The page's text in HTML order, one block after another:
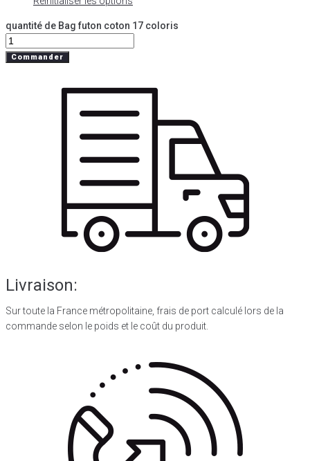
quantité de Bag futon coton 17 coloris
Commander
Livraison:
Sur toute la France métropolitaine, frais de port calculé lors de la
commande selon le poids et le coût du produit.